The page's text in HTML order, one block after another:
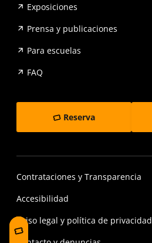
Exposiciones
Prensa y publicaciones
Para escuelas
FAQ
Reserva
Contrataciones y Transparencia
Accesibilidad
Aviso legal y política de privacidad